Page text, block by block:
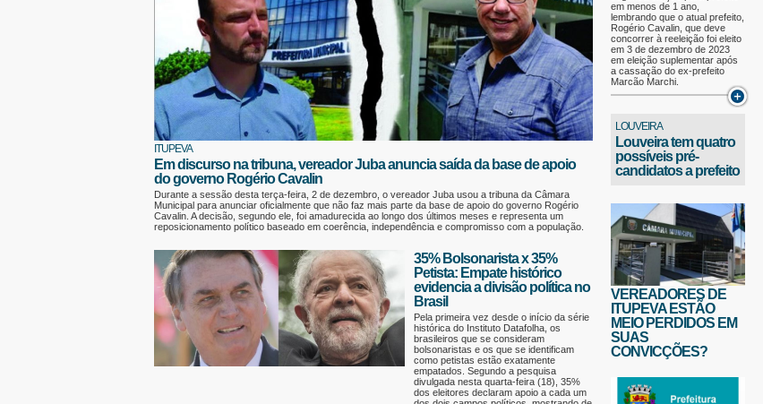
ITUPEVA
Em discurso na tribuna, vereador Juba anuncia saída da base de apoio
do governo Rogério Cavalin
Durante a sessão desta terça-feira, 2 de dezembro, o vereador Juba usou a tribuna da Câmara
Municipal para anunciar oficialmente que não faz mais parte da base de apoio do governo Rogério
Cavalin. A decisão, segundo ele, foi amadurecida ao longo dos últimos meses e representa um
reposicionamento político baseado em coerência, independência e compromisso com a população.
35% Bolsonarista x 35%
Petista: Empate histórico
evidencia a divisão política no
Brasil
Pela primeira vez desde o início da série
histórica do Instituto Datafolha, os
brasileiros que se consideram
bolsonaristas e os que se identificam
como petistas estão exatamente
empatados. Segundo a pesquisa
divulgada nesta quarta-feira (18), 35%
dos eleitores declaram apoio a cada um
em menos de 1 ano,
lembrando que o atual prefeito,
Rogério Cavalin, que deve
concorrer à reeleição foi eleito
em 3 de dezembro de 2023
em eleição suplementar após
a cassação do ex-prefeito
Marcão Marchi.
LOUVEIRA
Louveira tem quatro
possíveis pré-
candidatos a prefeito
VEREADORES DE
ITUPEVA ESTÃO
MEIO PERDIDOS EM
SUAS
CONVICÇÕES?